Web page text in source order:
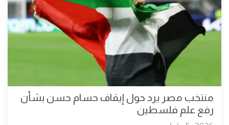
منتخب مصر يرد حول إيقاف حسام حسن بشأن
رفع علم فلسطين